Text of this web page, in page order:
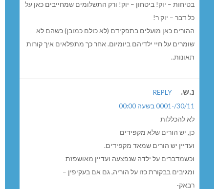
בטיחות – יוק! ביטחון – יוק! ורק התשלומים שמחייבים כאן על
כל דבר – יוק ר!
ההורים כאן מועלים בתפקידם (לא כולם כמובן) כשהם לא
שומרים על חיי ילדיהם ביומיום. אחר כך מתפלאים איך קורות
תאונות..
נ.ש.
REPLY
30/11/-0001 בשעה 00:00
לא להכללות
כן, יש הורים שלא מקפידים
ועדיין יש הורים שמאד מקפידים.
וכשמדברים על ילדה שנפצעה ועדיין מאושפזת
ומגיבים בבקורת כזו על הוריה, גם אם בעקיפין –
רבאק-